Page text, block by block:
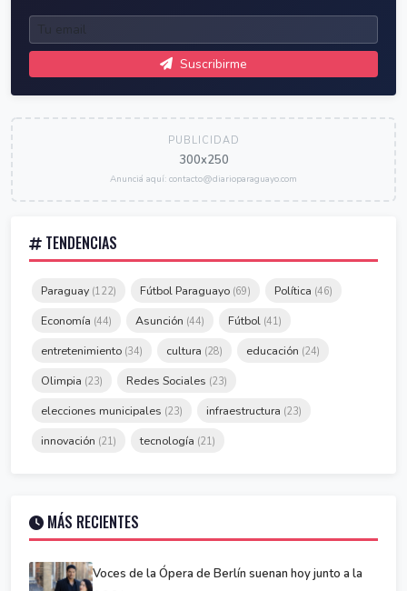
Suscribirme
PUBLICIDAD
300x250
Anunciá aquí: contacto@diarioparaguayo.com
TENDENCIAS
Paraguay (122) Fútbol Paraguayo (69) Política (46)
Economía (44) Asunción (44) Fútbol (41)
entretenimiento (34) cultura (28) educación (24)
Olimpia (23) Redes Sociales (23)
elecciones municipales (23) infraestructura (23)
innovación (21) tecnología (21)
MÁS RECIENTES
Voces de la Ópera de Berlín suenan hoy junto a la